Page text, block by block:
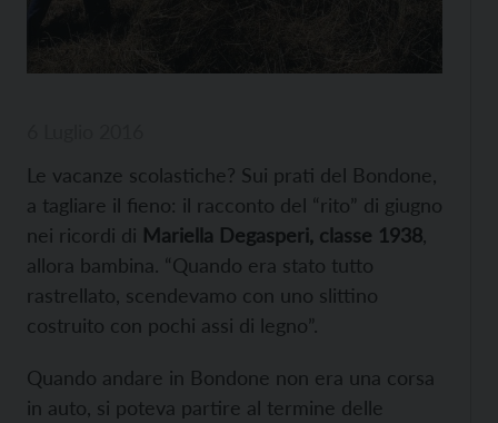
Le vacanze scolastiche? Sui prati del Bondone,
a tagliare il fieno: il racconto del “rito” di giugno
nei ricordi di Mariella Degasperi, classe 1938
allora bambina. “Quando era stato tutto
rastrellato, scendevamo con uno slittino
costruito con pochi assi di legno”.
Quando andare in Bondone non era una corsa
in auto, si poteva partire al termine delle